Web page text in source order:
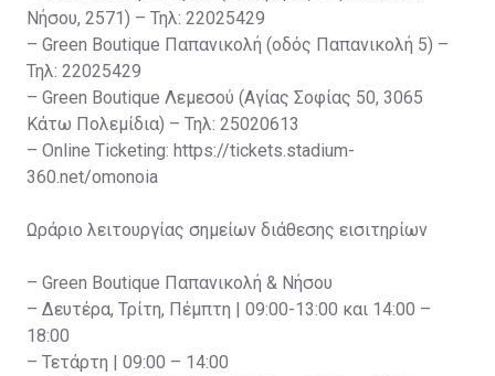
Νήσου, 2571) – Τηλ: 22025429
– Green Boutique Παπανικολή (οδός Παπανικολή 5) –
Τηλ: 22025429
– Green Boutique Λεμεσού (Αγίας Σοφίας 50, 3065
Κάτω Πολεμίδια) – Τηλ: 25020613
– Online Ticketing: https://tickets.stadium-
360.net/omonoia
Ωράριο λειτουργίας σημείων διάθεσης εισιτηρίων
– Green Boutique Παπανικολή & Νήσου
– Δευτέρα, Τρίτη, Πέμπτη | 09:00-13:00 και 14:00 –
18:00
– Τετάρτη | 09:00 – 14:00